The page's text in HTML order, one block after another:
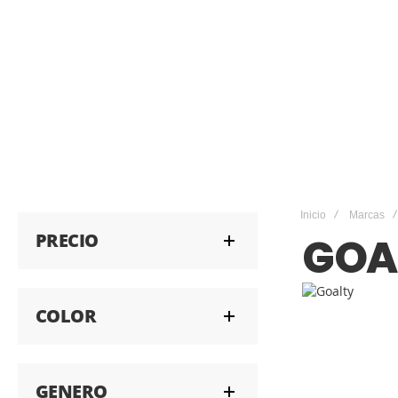
Inicio Marcas
PRECIO
COLOR
GENERO